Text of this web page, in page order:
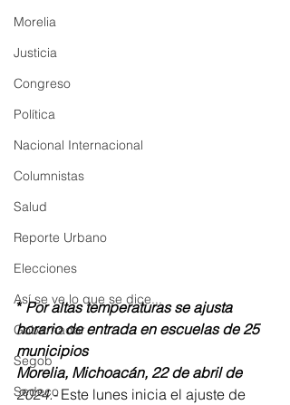
Morelia
Justicia
Congreso
Política
Nacional Internacional
Columnistas
Salud
Reporte Urbano
Elecciones
Así se ve lo que se dice...
Gobernador
Segob
Sedeco
* Por altas temperaturas se ajusta
horario de entrada en escuelas de 25
municipios
Morelia, Michoacán, 22 de abril de
2024.- Este lunes inicia el ajuste de